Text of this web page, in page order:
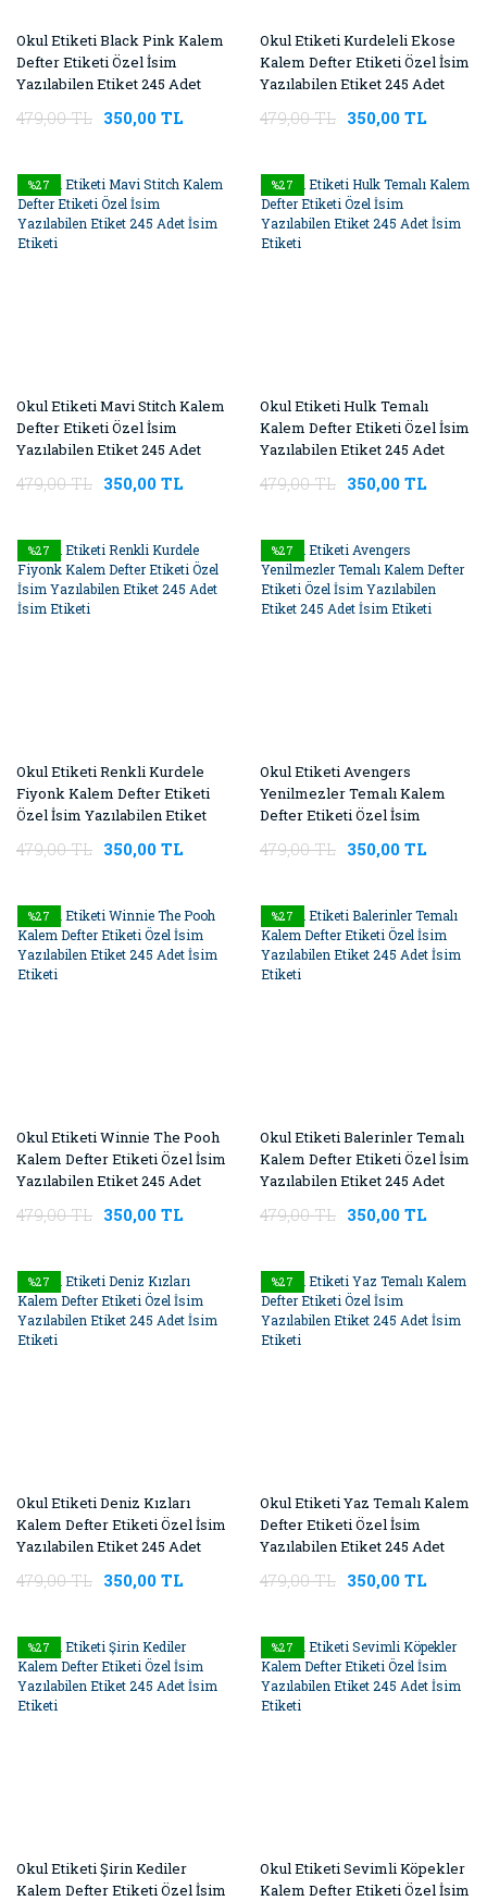
Okul Etiketi Black Pink Kalem
Defter Etiketi Özel İsim
Yazılabilen Etiket 245 Adet
479,00 TL 350,00 TL
Okul Etiketi Kurdeleli Ekose
Kalem Defter Etiketi Özel İsim
Yazılabilen Etiket 245 Adet
479,00 TL 350,00 TL
%27
Okul Etiketi Mavi Stitch Kalem
Defter Etiketi Özel İsim
Yazılabilen Etiket 245 Adet
479,00 TL 350,00 TL
%27
Okul Etiketi Hulk Temalı
Kalem Defter Etiketi Özel İsim
Yazılabilen Etiket 245 Adet
479,00 TL 350,00 TL
%27
Okul Etiketi Renkli Kurdele
Fiyonk Kalem Defter Etiketi
Özel İsim Yazılabilen Etiket
479,00 TL 350,00 TL
%27
Okul Etiketi Avengers
Yenilmezler Temalı Kalem
Defter Etiketi Özel İsim
İsim Etiketi
479,00 TL 350,00 TL
%27
Okul Etiketi Winnie The Pooh
Kalem Defter Etiketi Özel İsim
Yazılabilen Etiket 245 Adet
479,00 TL 350,00 TL
%27
Okul Etiketi Balerinler Temalı
Kalem Defter Etiketi Özel İsim
Yazılabilen Etiket 245 Adet
479,00 TL 350,00 TL
%27
Okul Etiketi Deniz Kızları
Kalem Defter Etiketi Özel İsim
Yazılabilen Etiket 245 Adet
479,00 TL 350,00 TL
%27
Okul Etiketi Yaz Temalı Kalem
Defter Etiketi Özel İsim
Yazılabilen Etiket 245 Adet
479,00 TL 350,00 TL
%27
Okul Etiketi Şirin Kediler
Kalem Defter Etiketi Özel İsim
%27
Okul Etiketi Sevimli Köpekler
Kalem Defter Etiketi Özel İsim